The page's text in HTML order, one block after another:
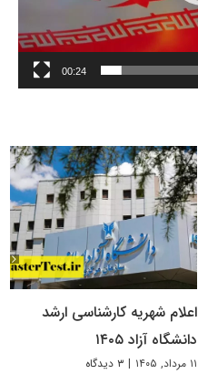
00:24
اعلام شهریه کارشناسی ارشد
دانشگاه آزاد ۱۴۰۵
۱۱ مرداد, ۱۴۰۵ | ۳ دیدگاه